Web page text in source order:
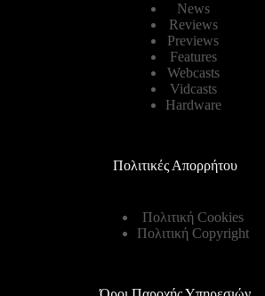
News
Reviews
Previews
Features
Webcasts
Vidcasts
Hardware
Πολιτικές Απορρήτου
Πολιτική Cookies
Πολιτική Copyright